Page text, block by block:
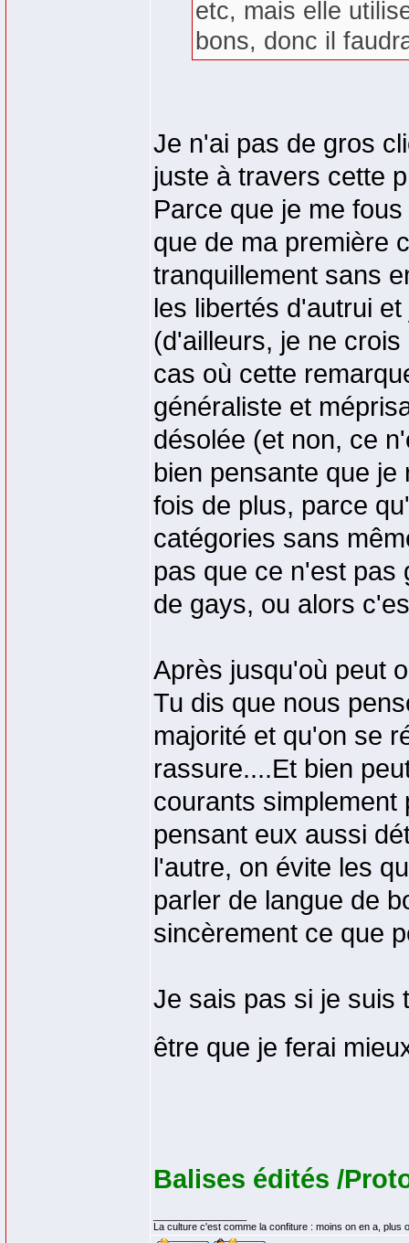
etc, mais elle
bons, donc il
Je n'ai pas de gros
juste à travers cette
Parce que je me
que de ma première
tranquillement sans
les libertés d'autrui
(d'ailleurs, je ne
cas où cette
généraliste et
désolée (et non, ce
bien pensante que
fois de plus, parce
catégories sans
pas que ce n'est pas
de gays, ou alors
Après jusqu'où peut
Tu dis que nous
majorité et qu'on se
rassure....Et bien
courants simplement
pensant eux aussi
l'autre, on évite les
parler de langue de
sincèrement ce que
Je sais pas si je suis
être que je ferai
Balises édités /
La culture c'est comme la confiture : moins on en a, plus